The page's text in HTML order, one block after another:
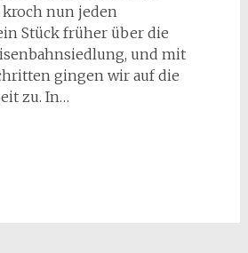
nun jeden
Stück früher über die
und mit
gingen wir auf die
zu. In…